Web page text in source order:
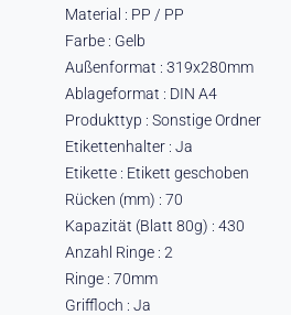
Material : PP / PP
Farbe : Gelb
Außenformat : 319x280mm
Ablageformat : DIN A4
Produkttyp : Sonstige Ordner
Etikettenhalter : Ja
Etikette : Etikett geschoben
Rücken (mm) : 70
Kapazität (Blatt 80g) : 430
Anzahl Ringe : 2
Ringe : 70mm
Griffloch : Ja